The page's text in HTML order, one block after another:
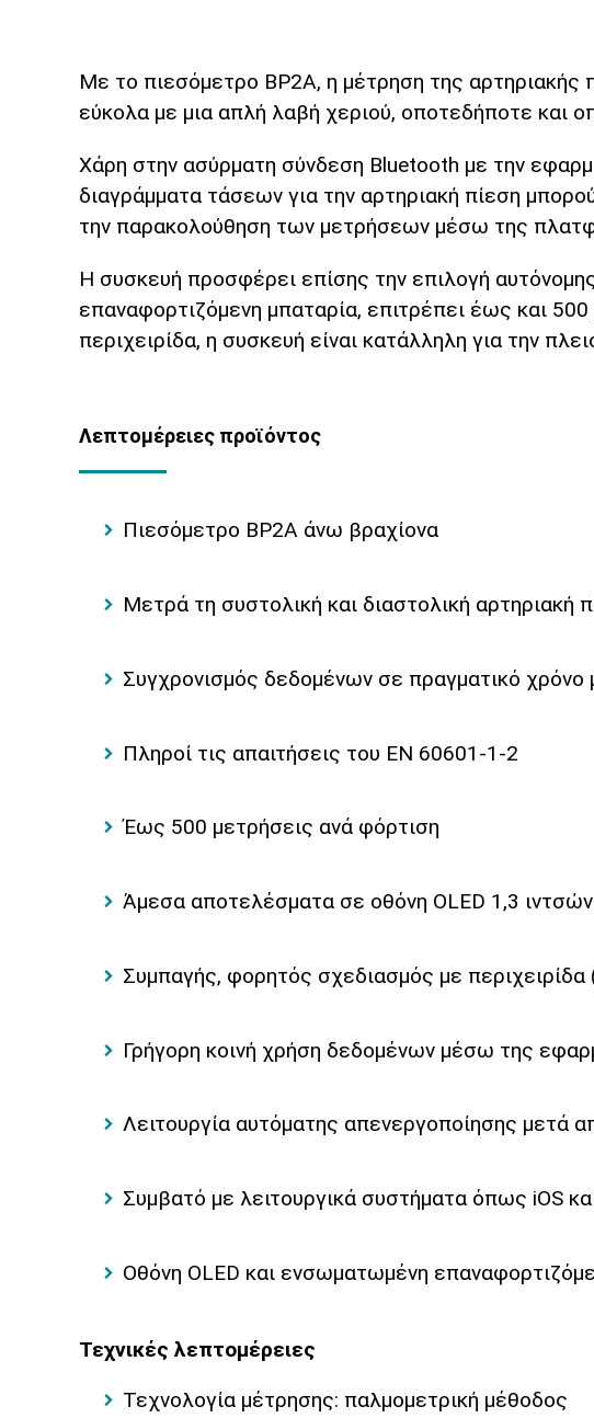
Με το πιεσόμετρο BP2Α, η μέτρηση της αρτηριακής
εύκολα με μια απλή λαβή χεριού, οποτεδήποτε και
Χάρη στην ασύρματη σύνδεση Bluetooth με την
διαγράμματα τάσεων για την αρτηριακή πίεση
την παρακολούθηση των μετρήσεων μέσω της
Η συσκευή προσφέρει επίσης την επιλογή
επαναφορτιζόμενη μπαταρία, επιτρέπει έως και
περιχειρίδα, η συσκευή είναι κατάλληλη για την
Λεπτομέρειες προϊόντος
Πιεσόμετρο BP2Α άνω βραχίονα
Μετρά τη συστολική και διαστολική αρτηριακή
Συγχρονισμός δεδομένων σε πραγματικό
Πληροί τις απαιτήσεις του EN 60601-1-2
Έως 500 μετρήσεις ανά φόρτιση
Άμεσα αποτελέσματα σε οθόνη OLED 1,3 ιντσών
Συμπαγής, φορητός σχεδιασμός με
Γρήγορη κοινή χρήση δεδομένων μέσω της
Λειτουργία αυτόματης απενεργοποίησης μετά
Συμβατό με λειτουργικά συστήματα όπως iOS
Οθόνη OLED και ενσωματωμένη
Τεχνικές λεπτομέρειες
Τεχνολογία μέτρησης: παλμομετρική μέθοδος